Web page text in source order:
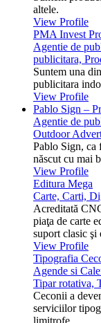
altele.
View Profile
PMA Invest
Agentie de
publicitara,
Suntem una
publicitara
View Profile
Pablo Sign –
Agentie de
Outdoor
Pablo Sign, ca
născut cu mai
View Profile
Editura Mega
Carte, Carti,
Acreditată
piaţa de carte
suport clasic şi
View Profile
Tipografia
Agende si
Tipar rotativa,
Ceconii a
serviciilor